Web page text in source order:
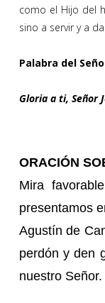
como el Hijo del
sino a servir y a
Palabra del
Gloria a ti, Señor
ORACIÓN
Mira
presentamos
Agustín de
perdón y den
nuestro Señor.